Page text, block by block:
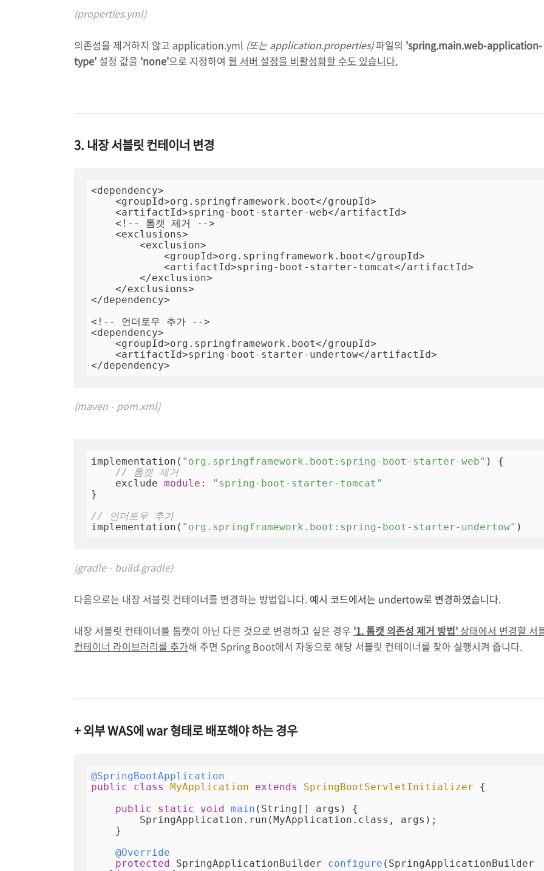
(properties.yml)
의존성을 제거하지 않고 application.yml (또는 application.properties)파일의 'spring.main.web-application-
type' 설정 값을 'none'으로 지정하여 웹 서버 설정을 비활성화할 수도 있습니다.
3. 내장 서블릿 컨테이너 변경
<dependency>
</dependency>
<!-- 언더토우 추가 -->
<dependency>
</dependency>
(maven - pom.xml)
implementation( "org.springframework.boot:spring-boot-starter-web" ) {
// 톰캣 제거
    exclude
module :
"spring-boot-starter-tomcat"
}
// 언더토우 추가
implementation( "org.springframework.boot:spring-boot-starter-undertow" )
(gradle - build.gradle)
다음으로는 내장 서블릿 컨테이너를 변경하는 방법입니다. 예시 코드에서는 undertow로 변경하였습니다.
내장 서블릿 컨테이너를 톰캣이 아닌 다른 것으로 변경하고 싶은 경우 '1. 톰캣 의존성 제거 방법' 상태에서 변경할 서
컨테이너 라이브러리를 추가해 주면 Spring Boot에서 자동으로 해당 서블릿 컨테이너를 찾아 실행시켜 줍니다.
+ 외부 WAS에 war 형태로 배포해야 하는 경우
@SpringBootApplication
public
class MyApplication extends SpringBootServletInitializer
{
public
static void main (String[] args)
{
@Override
protected SpringApplicationBuilder configure (SpringApplicationBuilder